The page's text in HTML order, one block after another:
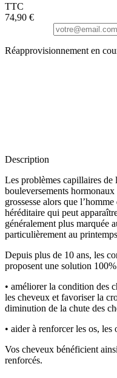
TTC
74,90 €
Réapprovisionnement en
Description
Les problèmes capillaires de
bouleversements hormonaux
grossesse alors que
héréditaire qui peut
généralement plus marquée
particulièrement au
Depuis plus de 10 ans, les
proposent une solution
• améliorer la condition des
les cheveux et favoriser la
diminution de la chute des
• aider à renforcer les os, les
Vos cheveux bénéficient
renforcés.